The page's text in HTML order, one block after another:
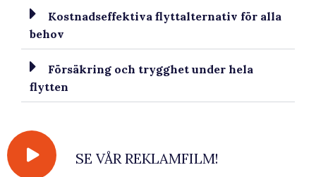
Kostnadseffektiva flyttalternativ för alla
behov
Försäkring och trygghet under hela
flytten
SE VÅR REKLAMFILM!